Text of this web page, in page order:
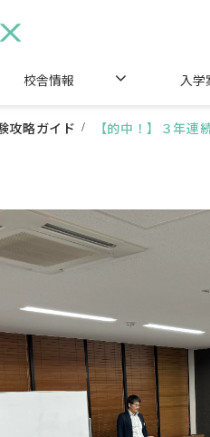
校舎情報 入学
攻略ガイド 【的中！】３年